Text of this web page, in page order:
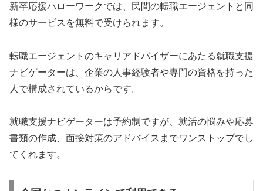
新卒応援ハローワークでは、民間の転職エージェントと同
様のサービスを無料で受けられます。
転職エージェントのキャリアドバイザーにあたる就職支援
ナビゲーターは、企業の人事経験者や専門の資格を持った
人で構成されているからです。
就職支援ナビゲーターは予約制ですが、就活の悩みや応募
書類の作成、面接対策のアドバイスまでワンストップでし
てくれます。